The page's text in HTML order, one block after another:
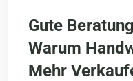
Gute
Warum
Mehr